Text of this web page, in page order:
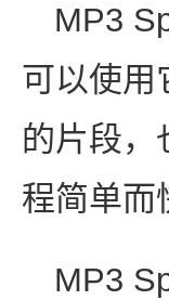
MP3
可以使用
的片段，
程简单而
MP3